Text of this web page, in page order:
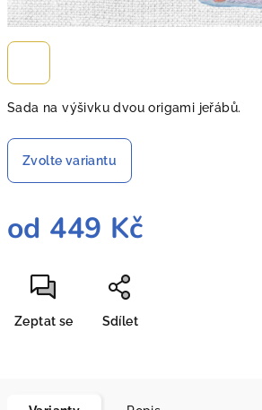
Sada na výšivku dvou origami jeřábů.
Zvolte variantu
od 449 Kč
cena:
Zeptat se Sdílet